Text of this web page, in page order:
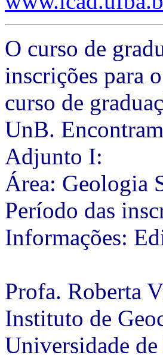
O curso de
inscrições para
curso de
UnB.
Adjunto I:
Área: Geologia
Período das
Informações:
Profa. Roberta
Instituto de
Universidade